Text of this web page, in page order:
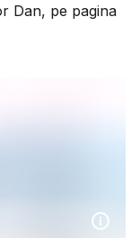
Dan, pe pagina